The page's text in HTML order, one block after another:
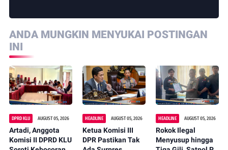
ANDA MUNGKIN MENYUKAI POSTINGAN
INI
DPRD KLU AUGUST 05, 2026
Artadi, Anggota
Komisi II DPRD KLU
HEADLINE AUGUST 05, 2026
Ketua Komisi III
DPR Pastikan Tak
HEADLINE AUGUST 05, 2026
Rokok Ilegal
Menyusup hingga